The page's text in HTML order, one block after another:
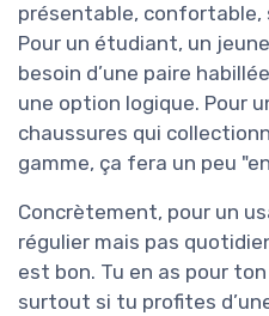
présentable, confortable,
Pour un étudiant, un
besoin d’une paire
une option logique. Pour
chaussures qui
gamme, ça fera un peu
Concrètement, pour un
régulier mais pas
est bon. Tu en as pour
surtout si tu profites